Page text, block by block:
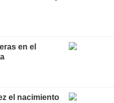
en el
el nacimiento